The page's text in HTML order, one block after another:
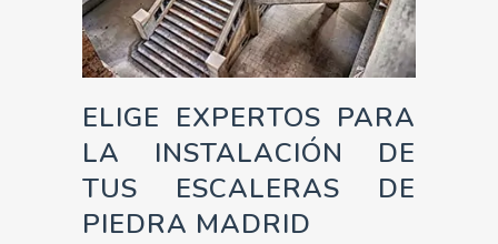
ELIGE EXPERTOS PARA
LA INSTALACIÓN DE
TUS ESCALERAS DE
PIEDRA MADRID